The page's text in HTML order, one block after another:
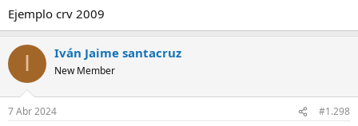
Ejemplo crv 2009
I Iván Jaime santacruz
New Member
7 Abr 2024 #1.298